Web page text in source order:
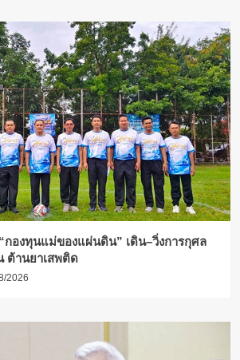
องทุนแม่ของแผ่นดิน” เดิน–วิ่งการกุศล
ต้านยาเสพติด
2026